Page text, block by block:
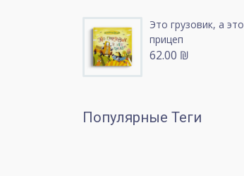
Это грузовик, а это
прицеп
62.00 ₪
Популярные Теги